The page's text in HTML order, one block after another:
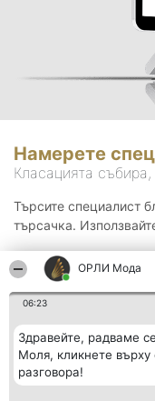
ОРЛИ Мода
06:23
Здравейте, радваме
Моля, кликнете върху
разговора!
Намерете
Класацията
Търсите специалист
търсачка.